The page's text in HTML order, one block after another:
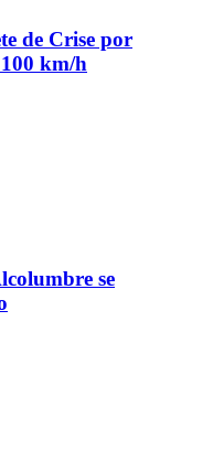
de Crise por
km/h
se